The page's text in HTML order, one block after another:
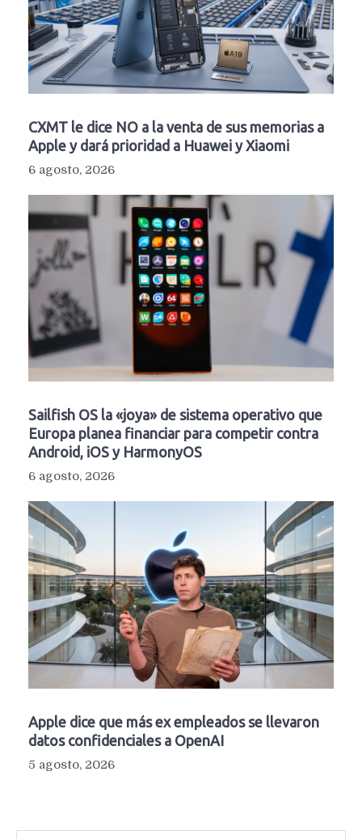
CXMT le dice NO a la venta de sus memorias a
Apple y dará prioridad a Huawei y Xiaomi
6 agosto, 2026
Sailfish OS la «joya» de sistema operativo que
Europa planea financiar para competir contra
Android, iOS y HarmonyOS
6 agosto, 2026
Apple dice que más ex empleados se llevaron
datos confidenciales a OpenAI
5 agosto, 2026